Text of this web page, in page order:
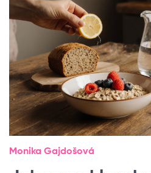
Monika Gajdošová